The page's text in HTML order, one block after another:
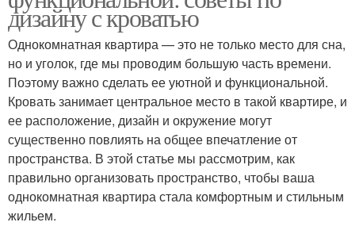
дизайну с кроватью
Однокомнатная квартира — это не только место для сна,
но и уголок, где мы проводим большую часть времени.
Поэтому важно сделать ее уютной и функциональной.
Кровать занимает центральное место в такой квартире, и
ее расположение, дизайн и окружение могут
существенно повлиять на общее впечатление от
пространства. В этой статье мы рассмотрим, как
правильно организовать пространство, чтобы ваша
однокомнатная квартира стала комфортным и стильным
жильем.